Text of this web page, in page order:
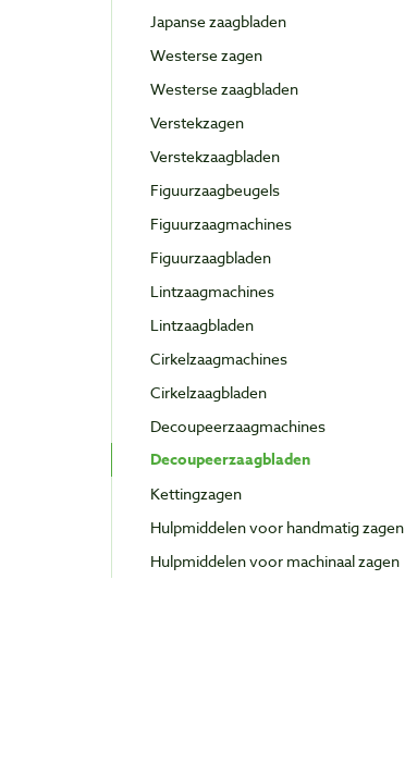
Japanse zaagbladen
Westerse zagen
Westerse zaagbladen
Verstekzagen
Verstekzaagbladen
Figuurzaagbeugels
Figuurzaagmachines
Figuurzaagbladen
Lintzaagmachines
Lintzaagbladen
Cirkelzaagmachines
Cirkelzaagbladen
Decoupeerzaagmachines
Decoupeerzaagbladen
Kettingzagen
Hulpmiddelen voor handmatig zagen
Hulpmiddelen voor machinaal zagen